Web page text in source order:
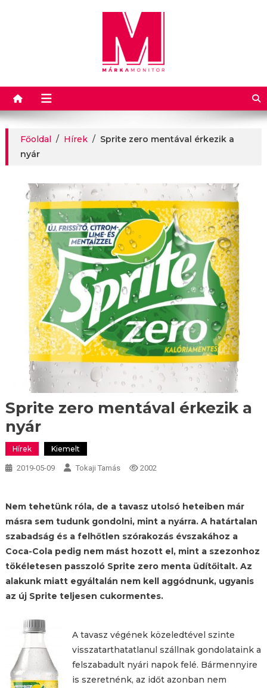
Márkamonitor
Főoldal / Hírek / Sprite zero mentával érkezik a
nyár
Sprite zero mentával érkezik a
nyár
Hírek Kiemelt
2019-05-09 Tokaji Tamás 2002
Nem tehetünk róla, de a tavasz utolsó heteiben már
másra sem tudunk gondolni, mint a nyárra. A határtalan
szabadság és a felhőtlen szórakozás évszakához a
Coca-Cola pedig nem mást hozott el, mint a szezonhoz
tökéletesen passzoló Sprite zero menta üdítőitalt. Az
alakunk miatt egyáltalán nem kell aggódnunk, ugyanis
az új Sprite teljesen cukormentes.
A tavasz végének közeledtével szinte
visszatarthatatlanul szállnak gondolataink a
felszabadult nyári napok felé. Bármennyire
is szeretnénk, az időt azonban nem